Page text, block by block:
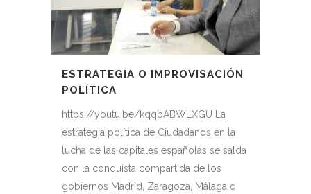
ESTRATEGIA O IMPROVISACIÓN
POLÍTICA
https://youtu.be/kqqbABWLXGU La
estrategia política de Ciudadanos en la
lucha de las capitales españolas se salda
con la conquista compartida de los
gobiernos Madrid, Zaragoza, Málaga o